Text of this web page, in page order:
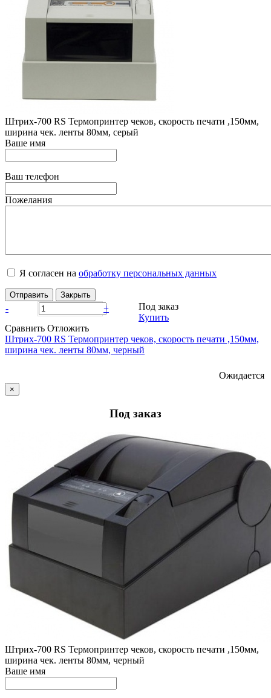
Штрих-700 RS Термопринтер чеков, скорость печати ,150мм,
ширина чек. ленты 80мм, серый
Ваше имя
Ваш телефон
Пожелания
Я согласен на обработку персональных данных
Отправить Закрыть
- +
Под заказ
Купить
Сравнить Отложить
Штрих-700 RS Термопринтер чеков, скорость печати ,150мм,
ширина чек. ленты 80мм, черный
Ожидается
×
Под заказ
Штрих-700 RS Термопринтер чеков, скорость печати ,150мм,
ширина чек. ленты 80мм, черный
Ваше имя